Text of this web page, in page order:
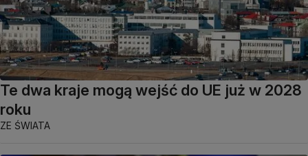
Te dwa kraje mogą wejść do UE już w 2028
roku
ZE ŚWIATA